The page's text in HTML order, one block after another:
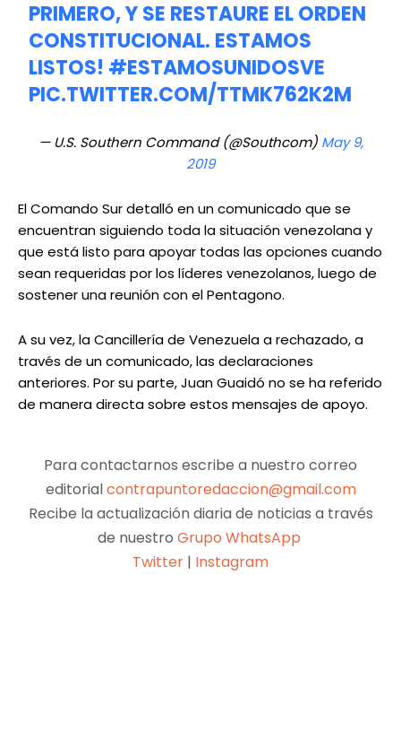
PRIMERO, Y SE RESTAURE EL ORDEN
CONSTITUCIONAL. ESTAMOS
LISTOS! #ESTAMOSUNIDOSVE
PIC.TWITTER.COM/TTMK762K2M
— U.S. Southern Command (@Southcom) May 9,
2019
El Comando Sur detalló en un comunicado que se
encuentran siguiendo toda la situación venezolana y
que está listo para apoyar todas las opciones cuando
sean requeridas por los líderes venezolanos, luego de
sostener una reunión con el Pentagono.
A su vez, la Cancillería de Venezuela a rechazado, a
través de un comunicado, las declaraciones
anteriores. Por su parte, Juan Guaidó no se ha referido
de manera directa sobre estos mensajes de apoyo.
Para contactarnos escribe a nuestro correo
editorialcontrapuntoredaccion@gmail.com
Recibe la actualización diaria de noticias a través
de nuestro Grupo WhatsApp
Twitter | Instagram